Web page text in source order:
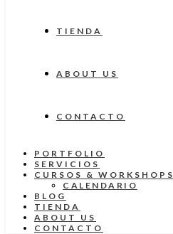
TIENDA
ABOUT US
CONTACTO
PORTFOLIO
SERVICIOS
CURSOS & WORKSHOPS
CALENDARIO
BLOG
TIENDA
ABOUT US
CONTACTO